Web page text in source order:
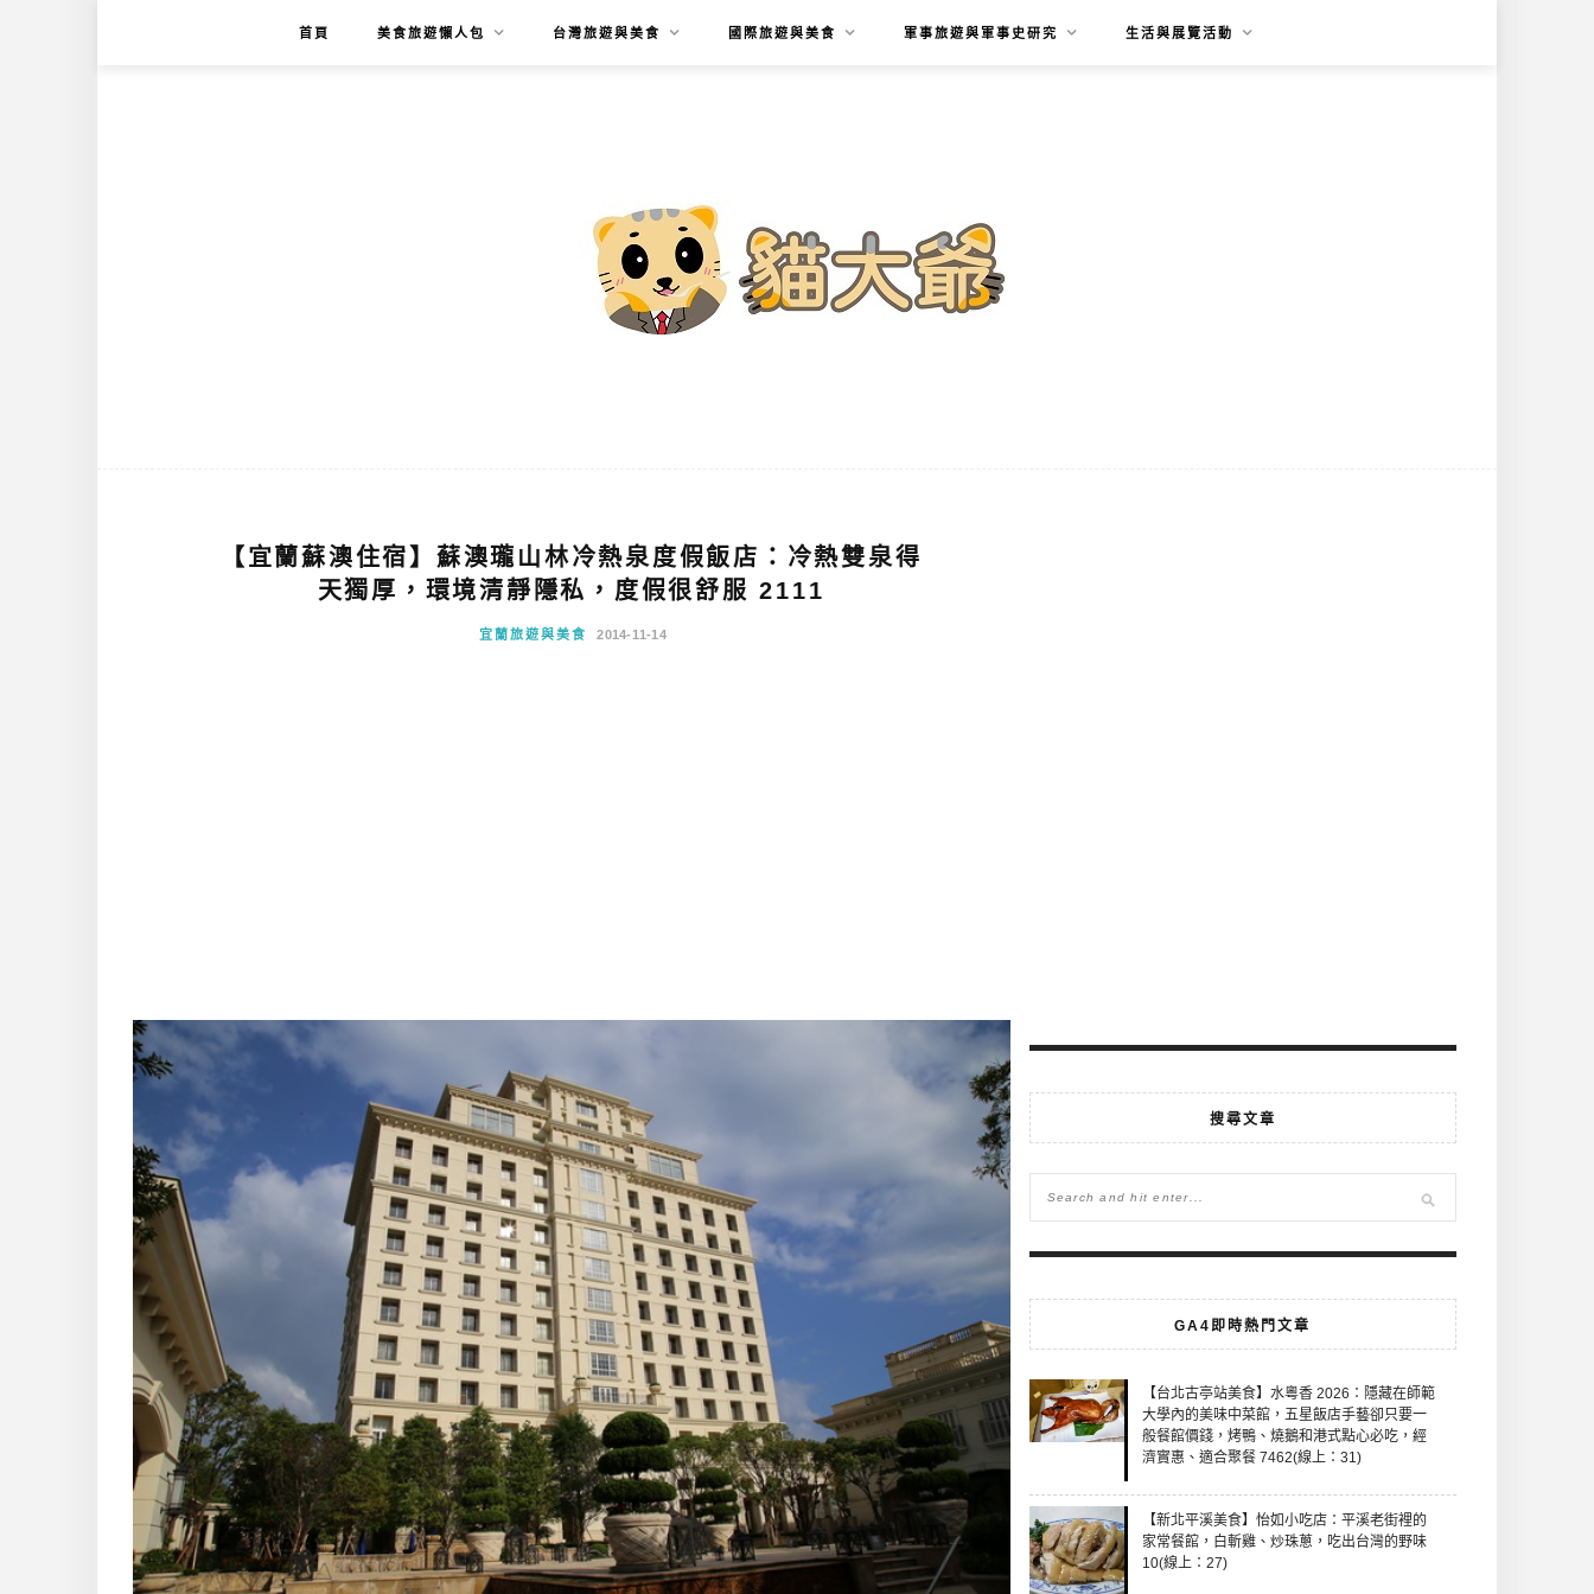
首頁 美食旅遊懶人包 台灣旅遊與美食 國際旅遊與美食 軍事旅遊與軍事史研究 生活與展覽活動
【宜蘭蘇澳住宿】蘇澳瓏山林冷熱泉度假飯店：冷熱雙泉得
天獨厚，環境清靜隱私，度假很舒服 2111
宜蘭旅遊與美食 2014-11-14
搜尋文章
GA4即時熱門文章
【台北古亭站美食】水粵香 2026：隱藏在師範
大學內的美味中菜館，五星飯店手藝卻只要一
般餐館價錢，烤鴨、燒鵝和港式點心必吃，經
濟實惠、適合聚餐 7462(線上：31)
【新北平溪美食】怡如小吃店：平溪老街裡的
家常餐館，白斬雞、炒珠蔥，吃出台灣的野味
10(線上：27)